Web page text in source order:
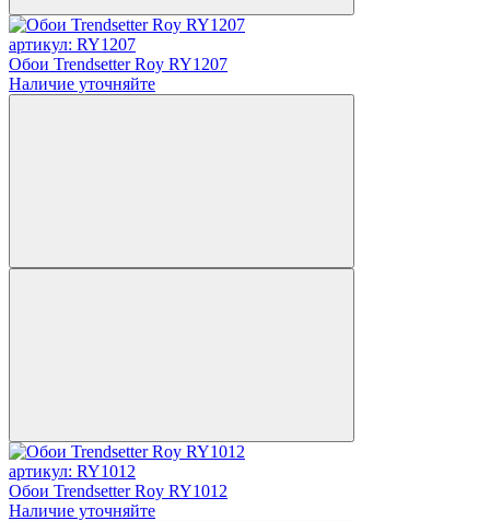
артикул: RY1207
Обои Trendsetter Roy RY1207
Наличие уточняйте
артикул: RY1012
Обои Trendsetter Roy RY1012
Наличие уточняйте